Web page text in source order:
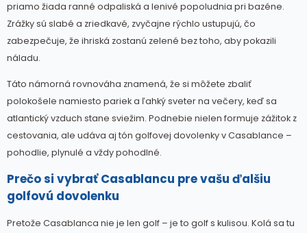
priamo žiada ranné odpaliská a lenivé popoludnia pri bazéne.
Zrážky sú slabé a zriedkavé, zvyčajne rýchlo ustupujú, čo
zabezpečuje, že ihriská zostanú zelené bez toho, aby pokazili
náladu.
Táto námorná rovnováha znamená, že si môžete zbaliť
polokošele namiesto pariek a ľahký sveter na večery, keď sa
atlantický vzduch stane sviežim. Podnebie nielen formuje zážitok z
cestovania, ale udáva aj tón golfovej dovolenky v Casablance –
pohodlie, plynulé a vždy pohodlné.
Prečo si vybrať Casablancu pre vašu ďalšiu
golfovú dovolenku
Pretože Casablanca nie je len golf – je to golf s kulisou. Kolá sa tu